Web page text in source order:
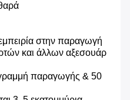
στην παραγωγή
και άλλων αξεσουάρ
παραγωγής & 50